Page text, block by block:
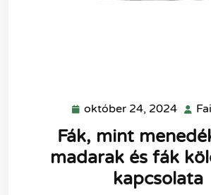
október 24, 2024
24,
2024
Fák, mint
madarak és fák
kapcsolata